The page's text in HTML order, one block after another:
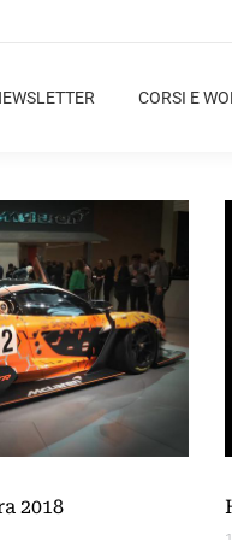
CORSI E
2018